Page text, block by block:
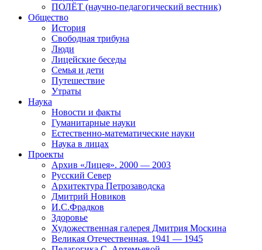
ПОЛЁТ (научно-педагогический вестник)
Общество
История
Свободная трибуна
Люди
Лицейские беседы
Семья и дети
Путешествие
Утраты
Наука
Новости и факты
Гуманитарные науки
Естественно-математические науки
Наука в лицах
Проекты
Архив «Лицея». 2000 — 2003
Русский Север
Архитектура Петрозаводска
Дмитрий Новиков
И.С.Фрадков
Здоровье
Художественная галерея Дмитрия Москина
Великая Отечественная. 1941 — 1945